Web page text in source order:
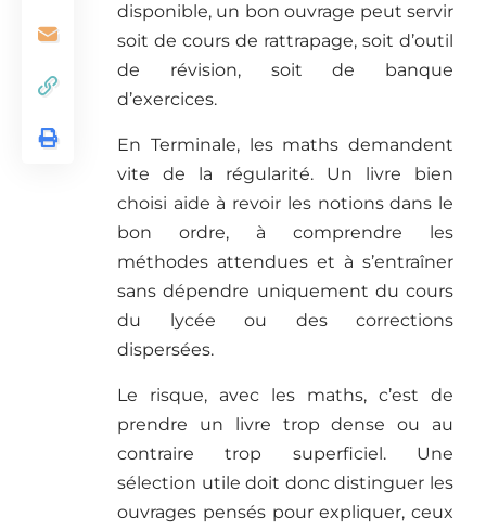
disponible, un bon ouvrage peut servir
soit de cours de rattrapage, soit d’outil
de révision, soit de banque
d’exercices.
En Terminale, les maths demandent
vite de la régularité. Un livre bien
choisi aide à revoir les notions dans le
bon ordre, à comprendre les
méthodes attendues et à s’entraîner
sans dépendre uniquement du cours
du lycée ou des corrections
dispersées.
Le risque, avec les maths, c’est de
prendre un livre trop dense ou au
contraire trop superficiel. Une
sélection utile doit donc distinguer les
ouvrages pensés pour expliquer, ceux